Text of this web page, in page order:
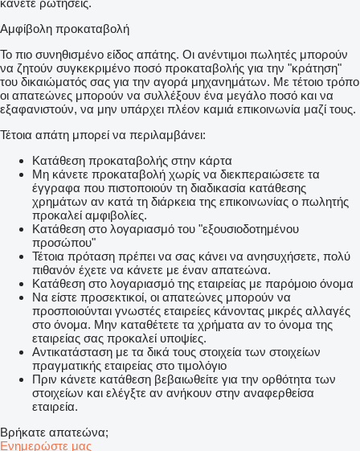
κάνετε ρωτήσεις.
Αμφίβολη προκαταβολή
Το πιο συνηθισμένο είδος απάτης. Οι ανέντιμοι πωλητές μπορούν
να ζητούν συγκεκριμένο ποσό προκαταβολής για την "κράτηση"
του δικαιώματός σας για την αγορά μηχανημάτων. Με τέτοιο τρόπο
οι απατεώνες μπορούν να συλλέξουν ένα μεγάλο ποσό και να
εξαφανιστούν, να μην υπάρχει πλέον καμιά επικοινωνία μαζί τους.
Τέτοια απάτη μπορεί να περιλαμβάνει:
Κατάθεση προκαταβολής στην κάρτα
Μη κάνετε προκαταβολή χωρίς να διεκπεραιώσετε τα
έγγραφα που πιστοποιούν τη διαδικασία κατάθεσης
χρημάτων αν κατά τη διάρκεια της επικοινωνίας ο πωλητής
προκαλεί αμφιβολίες.
Κατάθεση στο λογαριασμό του "εξουσιοδοτημένου
προσώπου"
Τέτοια πρόταση πρέπει να σας κάνει να ανησυχήσετε, πολύ
πιθανόν έχετε να κάνετε με έναν απατεώνα.
Κατάθεση στο λογαριασμό της εταιρείας με παρόμοιο όνομα
Να είστε προσεκτικοί, οι απατεώνες μπορούν να
προσποιούνται γνωστές εταιρείες κάνοντας μικρές αλλαγές
στο όνομα. Μην καταθέτετε τα χρήματα αν το όνομα της
εταιρείας σας προκαλεί υποψίες.
Αντικατάσταση με τα δικά τους στοιχεία των στοιχείων
πραγματικής εταιρείας στο τιμολόγιο
Πριν κάνετε κατάθεση βεβαιωθείτε για την ορθότητα των
στοιχείων και ελέγξτε αν ανήκουν στην αναφερθείσα
εταιρεία.
Βρήκατε απατεώνα;
Ενημερώστε μας